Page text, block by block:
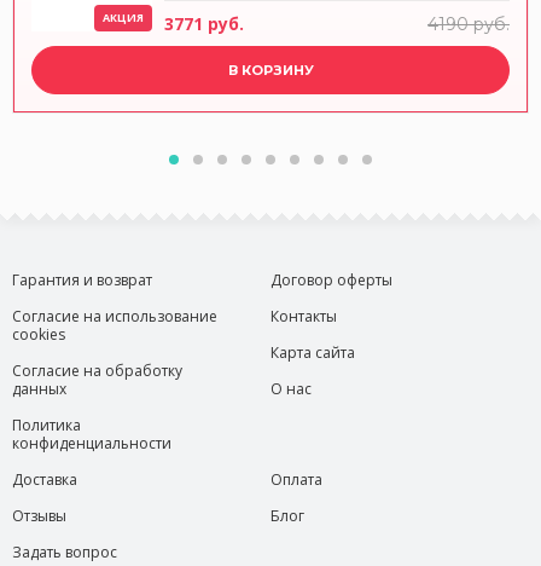
АКЦИЯ 3771 руб. 4190 руб.
В КОРЗИНУ
Гарантия и возврат
Согласие на использование
cookies
Согласие на обработку
данных
Политика
конфиденциальности
Договор оферты
Контакты
Карта сайта
О нас
Доставка
Отзывы
Задать вопрос
Оплата
Блог